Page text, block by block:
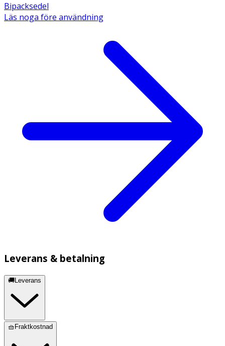
Bipacksedel
Läs noga före användning
Leverans & betalning
🚚Leverans
🧺Fraktkostnad